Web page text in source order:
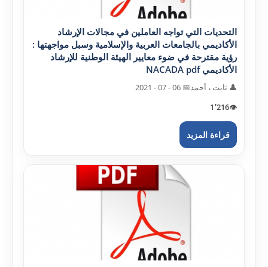
التحديات التي تواجه العاملين في مجالات الإرشاد
الأکاديمي بالجامعات العربية والإسلامية وسبل مواجهتها :
رؤية مقترحة في ضوء معايير الهيئة الوطنية للإرشاد
الأکاديمي NACADA pdf
👤 ثابت ، أحمد📅 06 - 07 - 2021
👁️1٬216
قراءة المزيد